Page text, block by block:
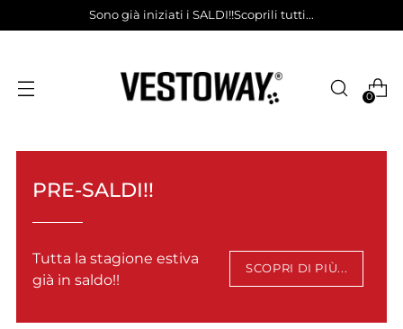
Sono già iniziati i SALDI!!Scoprili tutti...
0
PRE-SALDI!!
Tutta la stagione estiva
già in saldo!!
SCOPRI DI PIÙ...